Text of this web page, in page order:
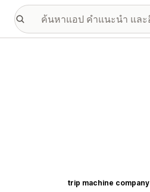
trip machine company